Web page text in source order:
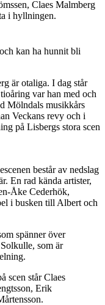
Claes Malmberg
i hyllningen.
och kan ha hunnit bli
är otaliga. I dag står
var han med och
Mölndals musikkårs
Veckans revy och i
på Lisbergs stora scen
består av nedslag
En rad kända artister,
Åke Cederhök,
i busken till Albert och
spänner över
som är
scen står Claes
Erik